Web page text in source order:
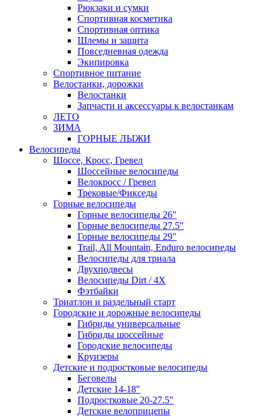
Рюкзаки и сумки
Спортивная косметика
Спортивная оптика
Шлемы и защита
Повседневная одежда
Экипировка
Спортивное питание
Велостанки, дорожки
Велостанки
Запчасти и аксессуары к велостанкам
ЛЕТО
ЗИМА
ГОРНЫЕ ЛЫЖИ
Велосипеды
Шоссе, Кросс, Гревел
Шоссейные велосипеды
Велокросс / Гревел
Трековые/Фикседы
Горные велосипеды
Горные велосипеды 26"
Горные велосипеды 27.5"
Горные велосипеды 29"
Trail, All Mountain, Enduro велосипеды
Велосипеды для триала
Двухподвесы
Велосипеды Dirt / 4X
Фэтбайки
Триатлон и раздельный старт
Городские и дорожные велосипеды
Гибриды универсальные
Гибриды шоссейные
Городские велосипеды
Круизеры
Детские и подростковые велосипеды
Беговелы
Детские 14-18"
Подростковые 20-27.5"
Детские велоприцепы